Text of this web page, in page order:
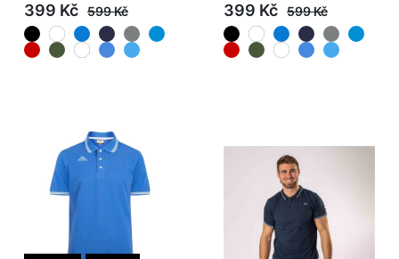
399 Kč 599 Kč
399 Kč 599 Kč